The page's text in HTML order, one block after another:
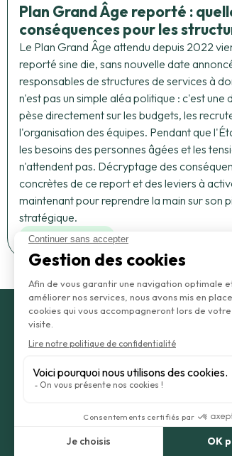
Plan Grand Âge reporté :
conséquences pour les
Le Plan Grand Âge attendu depuis 2022
reporté sine die, sans nouvelle date
responsables de structures de services à
n'est pas un simple aléa politique : c'est une
pèse directement sur les budgets, les
l'organisation des équipes. Pendant que
les besoins des personnes âgées et les
n'attendent pas. Décryptage des
concrètes de ce report et des leviers à
maintenant pour reprendre la main sur son
stratégique.
Afficher plus